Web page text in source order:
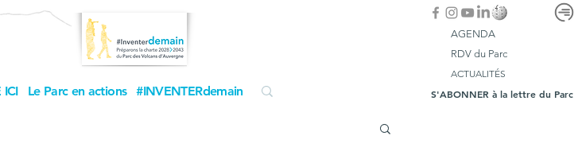
ICI Le Parc en actions #INVENTERdemain
AGENDA
RDV du Parc
ACTUALITÉS
S'ABONNER à la lettre du Parc